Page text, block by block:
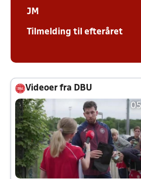
JM
Tilmelding til efteråret
Videoer fra DBU